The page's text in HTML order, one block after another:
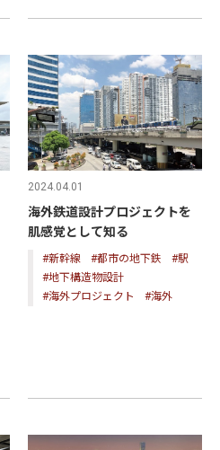
2024.04.01
海外鉄道設計プロジェクトを
肌感覚として知る
#新幹線 #都市の地下鉄
#駅
#地下構造物設計
#海外プロジェクト
#海外